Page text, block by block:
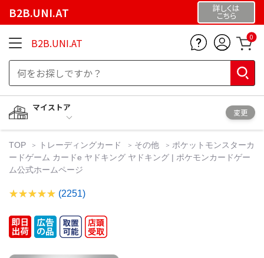
B2B.UNI.AT 詳しくは
こちら
B2B.UNI.AT 0
マイストア
変更
TOP トレーディングカード その他
ポケットモンスターカ
ードゲーム カードe ヤドキング ヤドキング | ポケモンカードゲー
ム公式ホームページ
(2251)